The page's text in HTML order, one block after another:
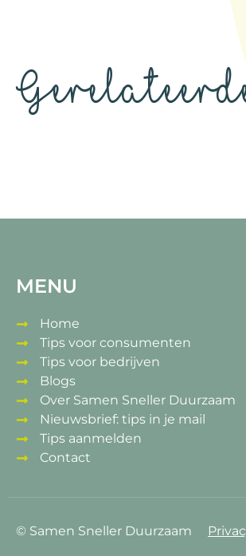
MENU
Home
Tips voor consumenten
Tips voor bedrijven
Blogs
Over Samen Sneller Duurzaam
Nieuwsbrief: tips in je mail
Tips aanmelden
Contact
© Samen Sneller Duurzaam